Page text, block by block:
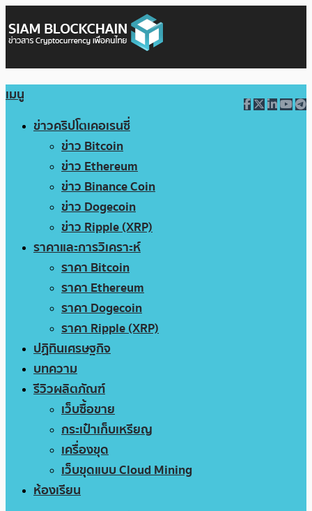
เมนู
ข่าวคริปโตเคอเรนซี่
ข่าว Bitcoin
ข่าว Ethereum
ข่าว Binance Coin
ข่าว Dogecoin
ข่าว Ripple (XRP)
ราคาและการวิเคราะห์
ราคา Bitcoin
ราคา Ethereum
ราคา Dogecoin
ราคา Ripple (XRP)
ปฏิทินเศรษฐกิจ
บทความ
รีวิวผลิตภัณฑ์
เว็บซื้อขาย
กระเป๋าเก็บเหรียญ
เครื่องขุด
เว็บขุดแบบ Cloud Mining
ห้องเรียน